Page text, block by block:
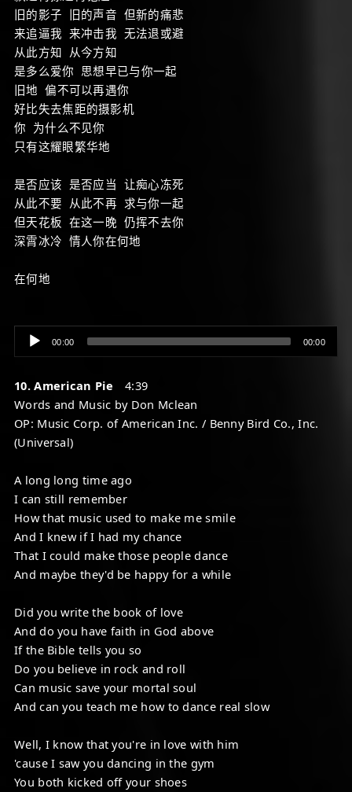
旧的影子 旧的声音 但新的痛悲
来追逼我 来冲击我 无法退或避
从此方知 从今方知
是多么爱你 思想早已与你一起
旧地 偏不可以再遇你
好比失去焦距的摄影机
你 为什么不见你
只有这耀眼繁华地
是否应该 是否应当 让痴心冻死
从此不要 从此不再 求与你一起
但天花板 在这一晚 仍挥不去你
深霄冰冷 情人你在何地
在何地
Audio
Player
00:00 00:00
10. American Pie 4:39
Words and Music by Don Mclean
OP: Music Corp. of American Inc. / Benny Bird Co., Inc.
(Universal)
A long long time ago
I can still remember
How that music used to make me smile
And I knew if I had my chance
That I could make those people dance
And maybe they'd be happy for a while
Did you write the book of love
And do you have faith in God above
If the Bible tells you so
Do you believe in rock and roll
Can music save your mortal soul
And can you teach me how to dance real slow
Well, I know that you're in love with him
'cause I saw you dancing in the gym
You both kicked off your shoes